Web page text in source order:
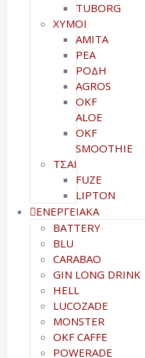
TUBORG
ΧΥΜΟΙ
ΑΜΙΤΑ
ΡΕΑ
ΡΟΔΗ
AGROS
OKF
ALOE
OKF
SMOOTHIE
ΤΣΑΙ
FUZE
LIPTON
ΕΝΕΡΓΕΙΑΚΑ
BATTERY
BLU
CARABAO
GIN LONG DRINK
HELL
LUCOZADE
MONSTER
OKF CAFFE
POWERADE